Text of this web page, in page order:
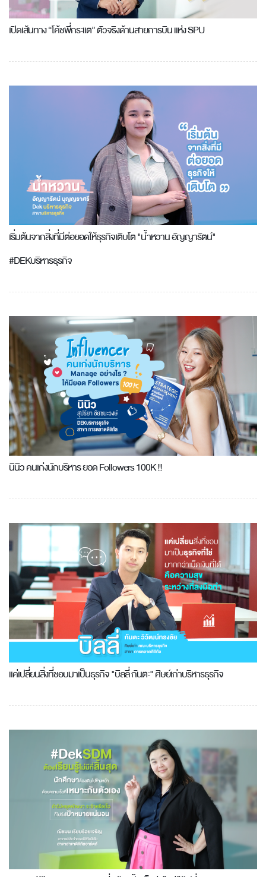
เปิดเส้นทาง “โค้ชพี่กระแต” ตัวจริงด้านสายการบิน แห่ง SPU
เริ่มต้นจากสิ่งที่มีต่อยอดให้ธุรกิจเติบโต "น้ำหวาน อัญญารัตน์"
#DEKบริหารธุรกิจ
นินิว คนเก่งนักบริหาร ยอด Followers 100K !!
แค่เปลี่ยนสิ่งที่ชอบมาเป็นธุรกิจ "บิลลี่ กันตะ" ศิษย์เก่าบริหารธุรกิจ